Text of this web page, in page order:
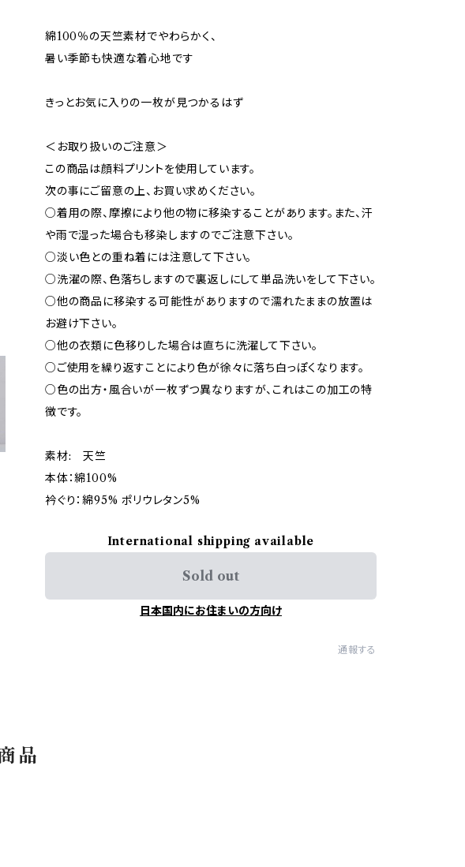
綿100％の天竺素材でやわらかく、
暑い季節も快適な着心地です
きっとお気に入りの一枚が見つかるはず
＜お取り扱いのご注意＞
この商品は顔料プリントを使用しています。
次の事にご留意の上、お買い求めください。
○着用の際、摩擦により他の物に移染することがあります。また、汗
や雨で湿った場合も移染しますのでご注意下さい。
○淡い色との重ね着には注意して下さい。
○洗濯の際、色落ちしますので裏返しにして単品洗いをして下さい。
○他の商品に移染する可能性がありますので濡れたままの放置は
お避け下さい。
○他の衣類に色移りした場合は直ちに洗濯して下さい。
○ご使用を繰り返すことにより色が徐々に落ち白っぽくなります。
○色の出方・風合いが一枚ずつ異なりますが、これはこの加工の特
徴です。
素材: 天竺
本体：綿100%
衿ぐり：綿95% ポリウレタン5%
International shipping available
Sold out
日本国内にお住まいの方向け
通報する
品